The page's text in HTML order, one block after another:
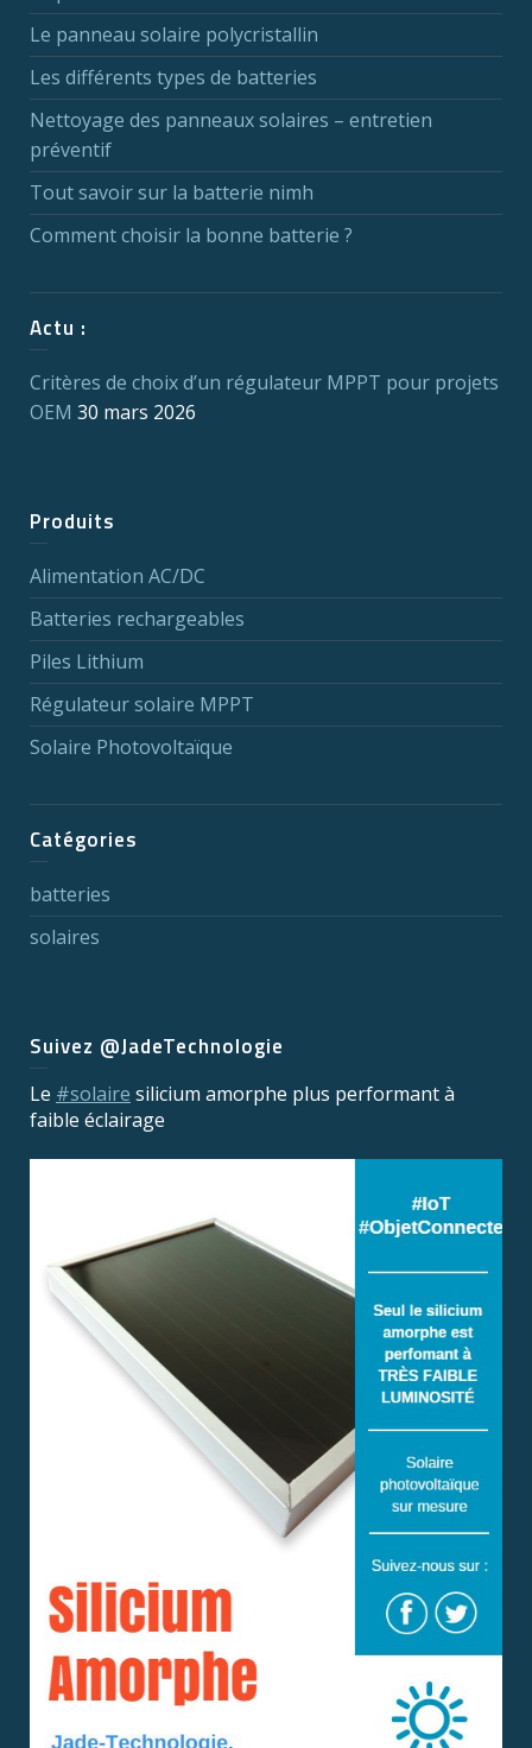
Le panneau solaire polycristallin
Les différents types de batteries
Nettoyage des panneaux solaires – entretien
préventif
Tout savoir sur la batterie nimh
Comment choisir la bonne batterie ?
Actu :
Critères de choix d’un régulateur MPPT pour projets
OEM 30 mars 2026
Produits
Alimentation AC/DC
Batteries rechargeables
Piles Lithium
Régulateur solaire MPPT
Solaire Photovoltaïque
Catégories
batteries
solaires
Suivez @JadeTechnologie
Le #solaire silicium amorphe plus performant à
faible éclairage